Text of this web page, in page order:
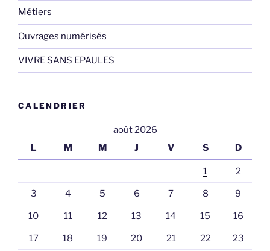
Métiers
Ouvrages numérisés
VIVRE SANS EPAULES
CALENDRIER
août 2026
L
M M J V S D
1 2
3 4 5 6 7 8 9
10 11 12 13 14 15 16
17 18 19 20 21 22 23